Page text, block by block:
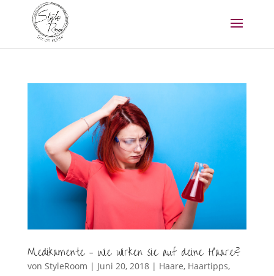
Medikamente – Wie wirken sie auf deine Haare?
von StyleRoom | Juni 20, 2018| Haare, Haartipps,